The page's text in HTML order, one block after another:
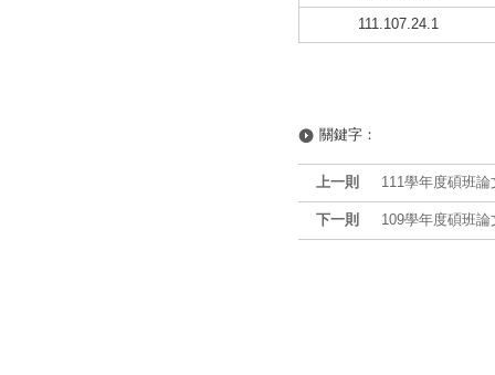
111.107.24.1
關鍵字：
上一則 111學年度碩班論
下一則 109學年度碩班論